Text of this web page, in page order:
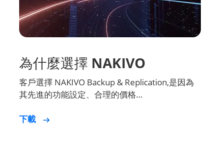
為什麼選擇 NAKIVO
客戶選擇 NAKIVO Backup & Replication,是因為
其先進的功能設定、合理的價格…
下載